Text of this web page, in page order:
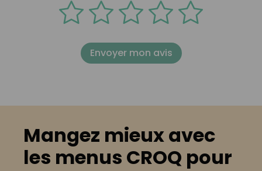
Envoyer mon avis
Mangez mieux avec
les menus CROQ pour